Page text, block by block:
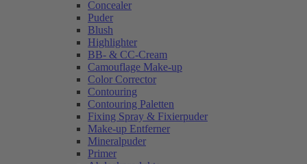
Concealer
Puder
Blush
Highlighter
BB- & CC-Cream
Camouflage Make-up
Color Corrector
Contouring
Contouring Paletten
Fixing Spray & Fixierpuder
Make-up Entferner
Mineralpuder
Primer